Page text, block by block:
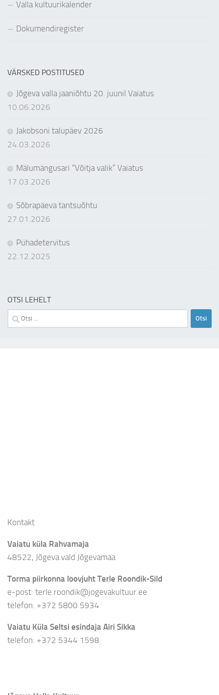
Valla kultuurikalender
Dokumendiregister
VÄRSKED POSTITUSED
Jõgeva valla jaaniõhtu 20. juunil Vaiatus
10.06.2026
Jakobsoni talupäev 2026
24.03.2026
Mälumängusari “Võitja valik” Vaiatus
17.03.2026
Sõbrapäeva tantsuõhtu
27.01.2026
Pühadetervitus
22.12.2025
OTSI LEHELT
Otsi:
Kontakt
Vaiatu küla Rahvamaja
48522, Jõgeva vald Jõgevamaa
Torma piirkonna loovjuht Terle Roondik-Sild
e-post: terle.roondik@jogevakultuur.ee
telefon: +372 5800 5934
Vaiatu Küla Seltsi esindaja Airi Sikka
telefon: +372 5344 1598